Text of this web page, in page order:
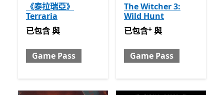
《泰拉瑞亞》
Terraria
已包含 與 Game Pass
已包含與
Game Pass
The Witcher 3:
Wild Hunt
已包含 與 Game Pass
已包含+ 與
Game Pass